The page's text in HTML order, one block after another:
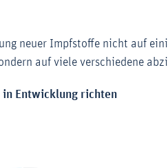
neuer Impfstoffe nicht auf
auf viele verschiedene